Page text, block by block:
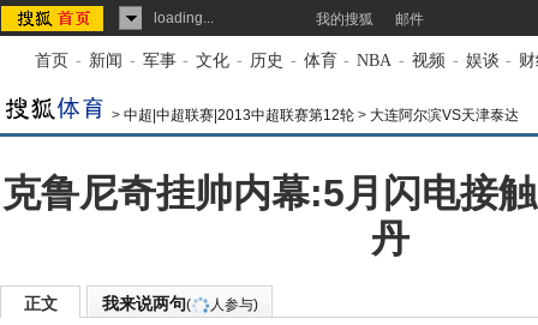
loading... 我的搜狐 邮件
首页 - 新闻 - 军事 - 文化 - 历史 - 体育 - NBA - 视频 - 娱谈 -
> 中超|中超联赛|2013中超联赛第12轮 > 大连阿尔滨VS天津泰达
克鲁尼奇挂帅内幕:5月闪电接
丹
正文 我来说两句( 人参与)